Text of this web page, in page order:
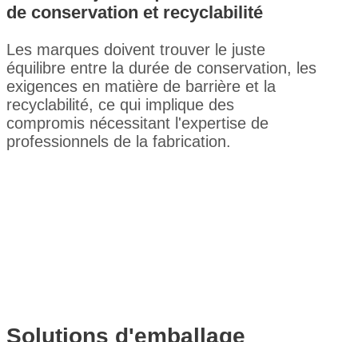
de conservation et recyclabilité
Les marques doivent trouver le juste
équilibre entre la durée de conservation, les
exigences en matière de barrière et la
recyclabilité, ce qui implique des
compromis nécessitant l'expertise de
professionnels de la fabrication.
Solutions d'emballage